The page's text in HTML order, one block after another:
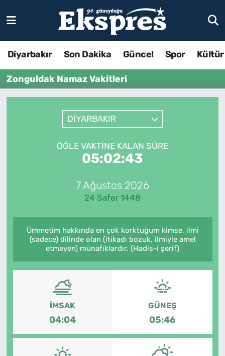
Diyarbakır Son Dakika Güncel Spor
Zonguldak Namaz Vakitleri
DİYARBAKIR
ÖĞLE VAKTINE KALAN SÜRE
05:02:43
7 Ağustos 2026
24 Safer 1448
Ümmetim hakkında en çok korktuğum kimse, ilmi
(sadece) dilinde olan (itikadı bozuk, ilmiyle amel
etmeyen) münafıklardır. (Hadis-i şerif)
İMSAK
04:04
GÜNEŞ
05:46